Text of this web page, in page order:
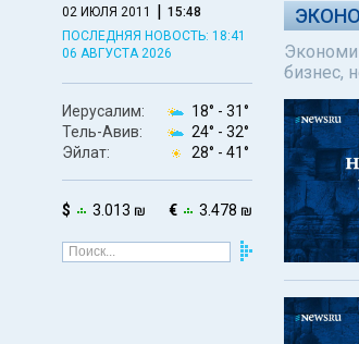
02 ИЮЛЯ 2011 | 15:48
ПОСЛЕДНЯЯ НОВОСТЬ: 18:41
06 АВГУСТА 2026
Иерусалим: 18° - 31°
Тель-Авив:
24° - 32°
Эйлат:
28° - 41°
$ 3.013 ₪ € 3.478 ₪
бизнес,